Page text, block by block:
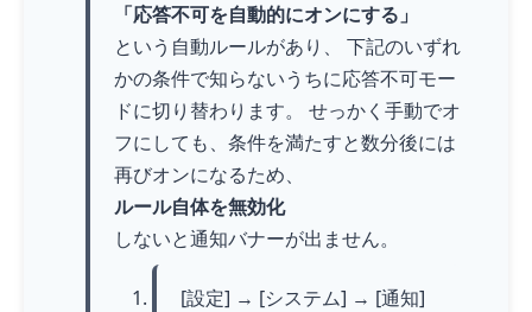
「応答不可を自動的にオンにする」
という自動ルールがあり、 下記のいずれ
かの条件で知らないうちに応答不可モー
ドに切り替わります。 せっかく手動でオ
フにしても、条件を満たすと数分後には
再びオンになるため、
ルール自体を無効化
しないと通知バナーが出ません。
[設定] → [システム] → [通知]